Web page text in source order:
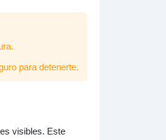
para detenerte.
visibles. Este